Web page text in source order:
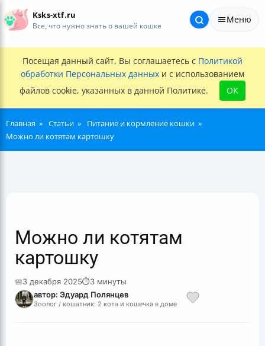
Ksks-xtf.ru
Все, что нужно знать о вашей кошке
Меню
Посещая данный сайт, Вы соглашаетесь с Политикой
обработки Персональных данных и с использованием
файлов cookie, указанных в данной Политике.
OK
Главная Статьи
Питание и кормление кошки
Можно ли котятам картошку
Можно ли котятам
картошку
📅3 декабря 2025⏱3 минуты
автор: Эдуард Полянцев
Зоолог / кошатник: 2 кота и кошечка в доме